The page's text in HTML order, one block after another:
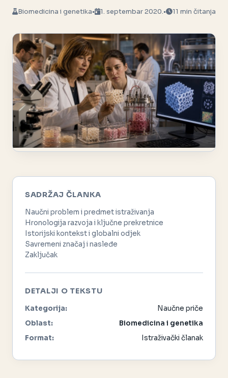
Biomedicina i genetika• 1. septembar 2020.• 11 min čitanja
SADRŽAJ ČLANKA
Naučni problem i predmet istraživanja
Hronologija razvoja i ključne prekretnice
Istorijski kontekst i globalni odjek
Savremeni značaj i nasleđe
Zaključak
DETALJI O TEKSTU
Kategorija:
Naučne priče
Oblast:
Biomedicina i genetika
Format:
Istraživački članak